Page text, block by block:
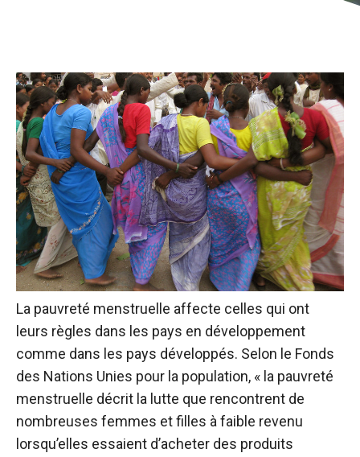
La pauvreté menstruelle affecte celles qui ont
leurs règles dans les pays en développement
comme dans les pays développés. Selon le Fonds
des Nations Unies pour la population, « la pauvreté
menstruelle décrit la lutte que rencontrent de
nombreuses femmes et filles à faible revenu
lorsqu’elles essaient d’acheter des produits